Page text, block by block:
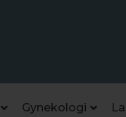
Gynekologi